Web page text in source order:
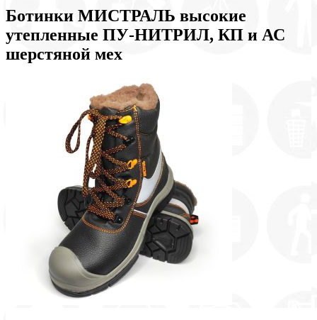
Ботинки МИСТРАЛЬ высокие
утепленные ПУ-НИТРИЛ, КП и АС
шерстяной мех